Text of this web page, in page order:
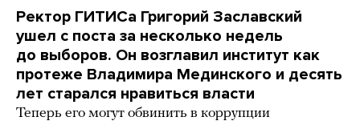
Ректор ГИТИСа Григорий Заславский
ушел с поста за несколько недель
до выборов. Он возглавил институт как
протеже Владимира Мединского и десять
лет старался нравиться власти
Теперь его могут обвинить в коррупции